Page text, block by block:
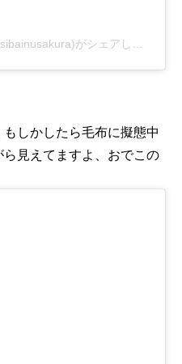
naoko.ogami(kondou)さん(@sibainusakura)がシェアした投稿
しかしたら毛布に擬態中
見えてますよ、おでこの